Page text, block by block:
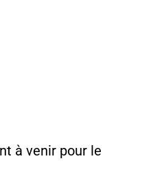
à venir pour le